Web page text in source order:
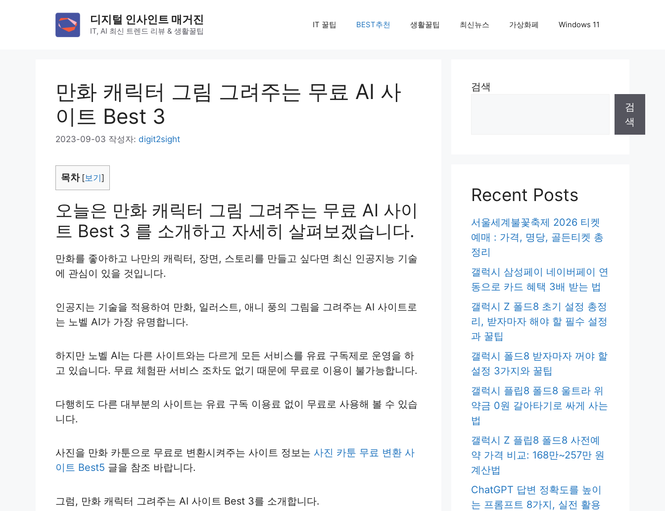
디지털 인사인트 매거진
IT, AI 최신 트렌드 리뷰 & 생활꿀팁
IT 꿀팁 BEST추천 생활꿀팁 최신뉴스 가상화페 Windows 11
만화 캐릭터 그림 그려주는 무료 AI 사
이트 Best 3
2023-09-03 작성자: digit2sight
목차 [보기]
오늘은 만화 캐릭터 그림 그려주는 무료 AI 사이
트 Best 3 를 소개하고 자세히 살펴보겠습니다.
만화를 좋아하고 나만의 캐릭터, 장면, 스토리를 만들고 싶다면 최신 인공지능 기술
에 관심이 있을 것입니다.
인공지는 기술을 적용하여 만화, 일러스트, 애니 풍의 그림을 그려주는 AI 사이트로
는 노벨 AI가 가장 유명합니다.
하지만 노벨 AI는 다른 사이트와는 다르게 모든 서비스를 유료 구독제로 운영을 하
고 있습니다. 무료 체험판 서비스 조차도 없기 때문에 무료로 이용이 불가능합니다.
다행히도 다른 대부분의 사이트는 유료 구독 이용료 없이 무료로 사용해 볼 수 있습
니다.
사진을 만화 카툰으로 무료로 변환시켜주는 사이트 정보는 사진 카툰 무료 변환 사
이트 Best5 글을 참조 바랍니다.
그럼, 만화 캐릭터 그려주는 AI 사이트 Best 3를 소개합니다.
검색
검
색
Recent Posts
서울세계불꽃축제 2026 티켓
예매 : 가격, 명당, 골든티켓 총
정리
갤럭시 삼성페이 네이버페이 연
동으로 카드 혜택 3배 받는 법
갤럭시 Z 폴드8 초기 설정 총정
리, 받자마자 해야 할 필수 설정
과 꿀팁
갤럭시 폴드8 받자마자 꺼야 할
설정 3가지와 꿀팁
갤럭시 플립8 폴드8 울트라 위
약금 0원 갈아타기로 싸게 사는
법
갤럭시 Z 플립8 폴드8 사전예
약 가격 비교: 168만~257만 원
계산법
ChatGPT 답변 정확도를 높이
는 프롬프트 8가지, 실전 활용